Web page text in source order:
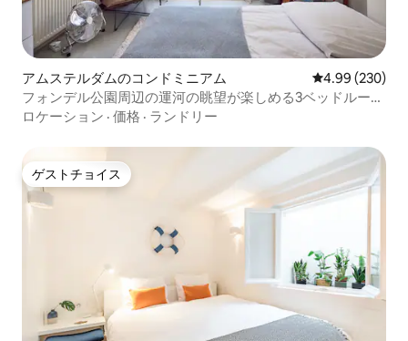
アムステルダムのコンドミニアム レビュー230
4.99 (230)
フォンデル公園周辺の運河の眺望が楽しめる3ベッドルーム
アパート（90平方メートル）
ロケーション · 価格 · ランドリー
ゲストチョイス
ゲストチョイス